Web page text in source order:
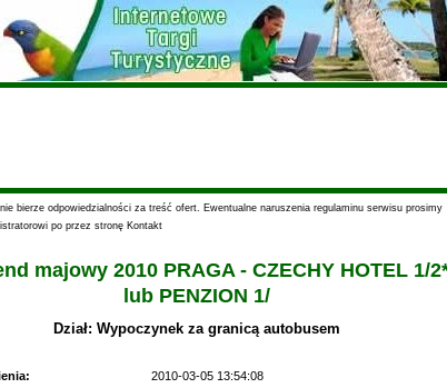
bierze odpowiedzialności za treść ofert. Ewentualne naruszenia regulaminu serwisu prosimy
po przez stronę Kontakt
majowy 2010 PRAGA - CZECHY HOTEL 1/
lub PENZION 1/
Dział: Wypoczynek za granicą autobusem
2010-03-05 13:54:08